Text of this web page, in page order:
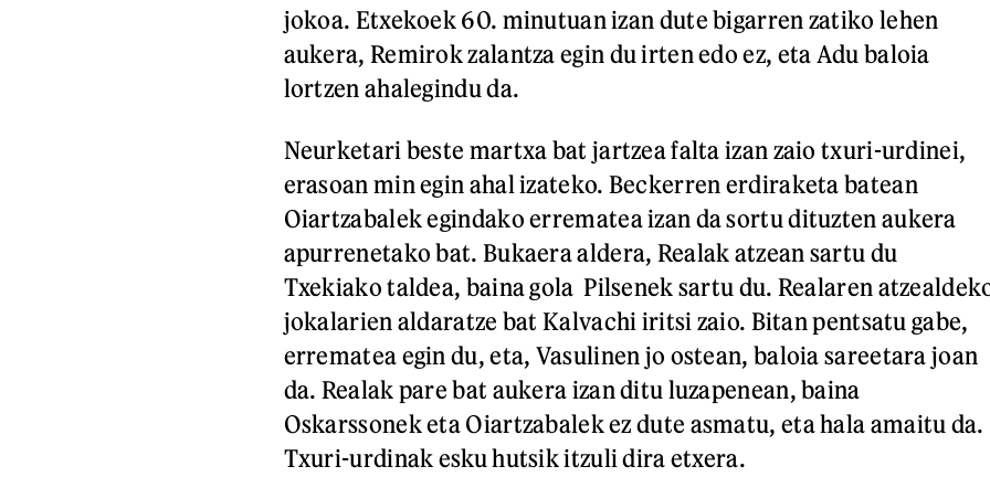
jokoa. Etxekoek 60. minutuan izan dute bigarren zatiko lehen
aukera, Remirok zalantza egin du irten edo ez, eta Adu baloia
lortzen ahalegindu da.
Neurketari beste martxa bat jartzea falta izan zaio txuri-urdinei,
erasoan min egin ahal izateko. Beckerren erdiraketa batean
Oiartzabalek egindako errematea izan da sortu dituzten aukera
apurrenetako bat. Bukaera aldera, Realak atzean sartu du
Txekiako taldea, baina gola Pilsenek sartu du. Realaren
jokalarien aldaratze bat Kalvachi iritsi zaio. Bitan pentsatu gabe,
errematea egin du, eta, Vasulinen jo ostean, baloia sareetara joan
da. Realak pare bat aukera izan ditu luzapenean, baina
Oskarssonek eta Oiartzabalek ez dute asmatu, eta hala amaitu da.
Txuri-urdinak esku hutsik itzuli dira etxera.